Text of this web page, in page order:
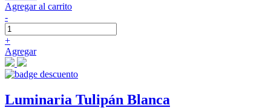
Agregar al carrito
-
+
Agregar
Luminaria Tulipán Blanca